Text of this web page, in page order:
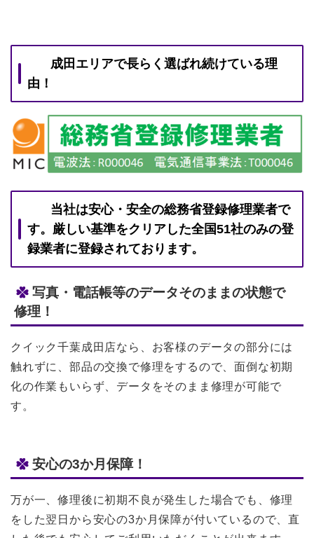
成田エリアで長らく選ばれ続けている理
由！
当社は安心・安全の総務省登録修理業者で
す。 厳しい基準をクリアした全国51社のみの登
録業者に登録されております。
写真・電話帳等のデータそのままの状態で
修理！
クイック千葉成田店なら、お客様のデータの部分には
触れずに、部品の交換で修理をするので、面倒な初期
化の作業もいらず、データをそのまま修理が可能で
す。
安心の3か月保障！
万が一、修理後に初期不良が発生した場合でも、修理
をした翌日から安心の3か月保障が付いているので、直